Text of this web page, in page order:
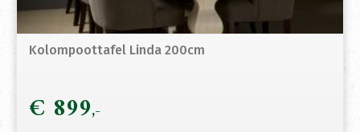
Kolompoottafel Linda 200cm
€ 899